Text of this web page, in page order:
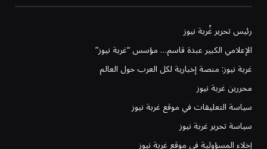
رئيس تحرير غُربة نيوز
الإعلامي الكبير عبدة قاسم… مؤسس “غربة نيوز”
غربة نيوز: منصة إخبارية لكل العرب حول العالم
محررين غربة نيوز
سياسة التعليقات في موقع غربة نيوز
سياسة تحرير غربة نيوز
إخلاء المسؤولية في موقع غربة نيوز